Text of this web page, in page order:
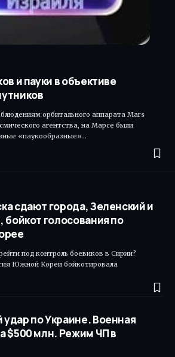
и пауки в объективе
орбитального аппарата Mars
агентства, на Марсе были
«паукообразные»…
сдают города, Зеленский и
голосования по
под контроль боевиков в Сирии?
Южной Кореи бойкотировала
по Украине. Военная
$500 млн. Режим ЧП в